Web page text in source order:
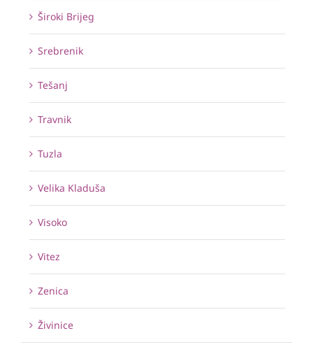
Široki Brijeg
Srebrenik
Tešanj
Travnik
Tuzla
Velika Kladuša
Visoko
Vitez
Zenica
Živinice